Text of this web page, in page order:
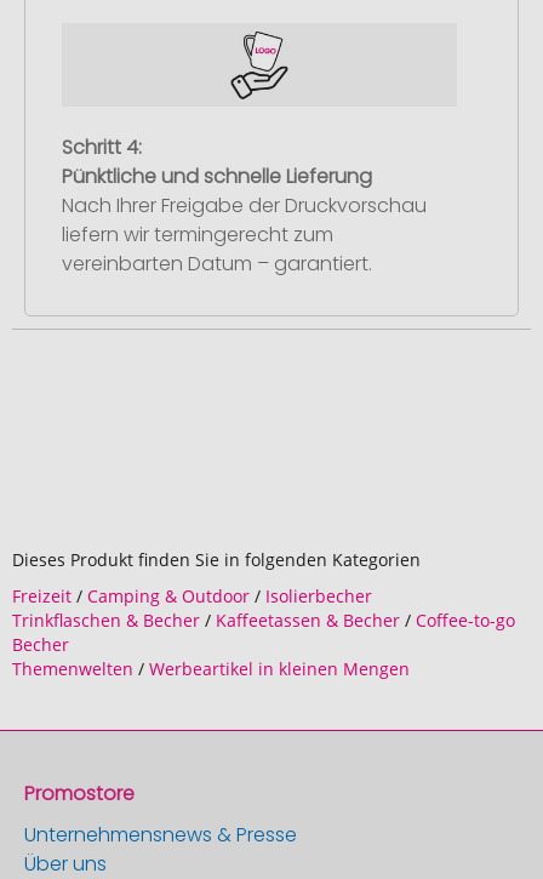
Schritt 4:
Pünktliche und schnelle Lieferung
Nach Ihrer Freigabe der Druckvorschau
liefern wir termingerecht zum
vereinbarten Datum – garantiert.
Dieses Produkt finden Sie in folgenden Kategorien
Freizeit / Camping & Outdoor / Isolierbecher
Trinkflaschen & Becher / Kaffeetassen & Becher / Coffee-to-go
Becher
Themenwelten / Werbeartikel in kleinen Mengen
Promostore
Unternehmensnews & Presse
Über uns